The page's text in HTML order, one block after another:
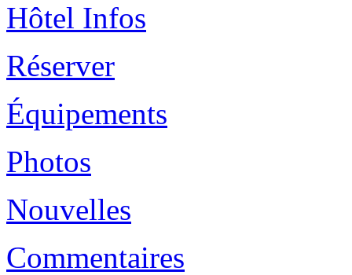
Hôtel Infos
Réserver
Équipements
Photos
Nouvelles
Commentaires